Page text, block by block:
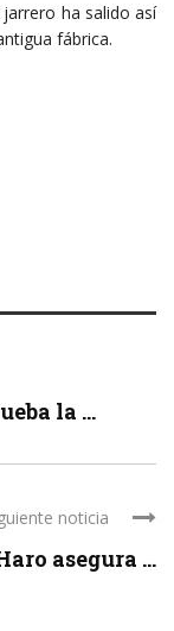
ha salido así
fábrica.
la ...
noticia
asegura ...